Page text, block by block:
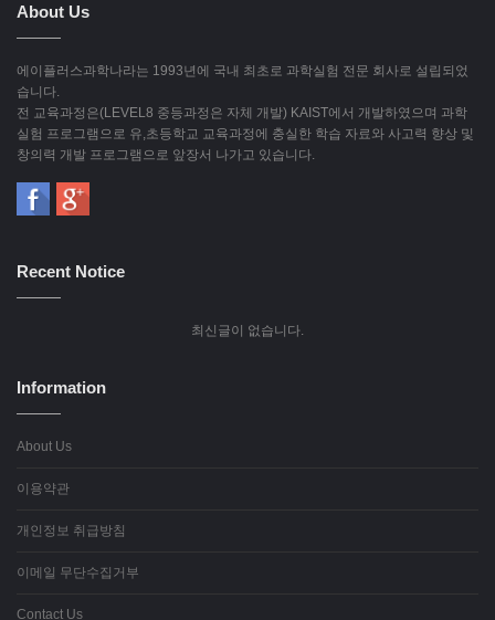
About Us
에이플러스과학나라는 1993년에 국내 최초로 과학실험 전문 회사로 설립되었
습니다.
전 교육과정은(LEVEL8 중등과정은 자체 개발) KAIST에서 개발하였으며 과학
실험 프로그램으로 유,초등학교 교육과정에 충실한 학습 자료와 사고력 향상 및
창의력 개발 프로그램으로 앞장서 나가고 있습니다.
Recent Notice
최신글이 없습니다.
Information
About Us
이용약관
개인정보 취급방침
이메일 무단수집거부
Contact Us